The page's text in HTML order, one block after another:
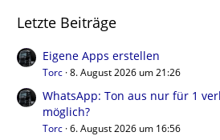
Letzte Beiträge
Eigene Apps erstellen
Torc 8. August 2026 um 21:26
WhatsApp: Ton aus nur für 1
möglich?
Torc 6. August 2026 um 16:56